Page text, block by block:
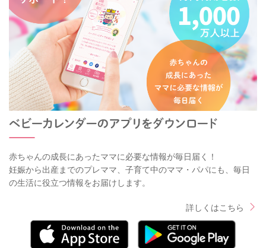
赤ちゃんの成長にあったママに必要な情報が毎日届く！
妊娠から出産までのプレママ、子育て中のママ・パパにも、毎日
の生活に役立つ情報をお届けします。
詳しくはこちら